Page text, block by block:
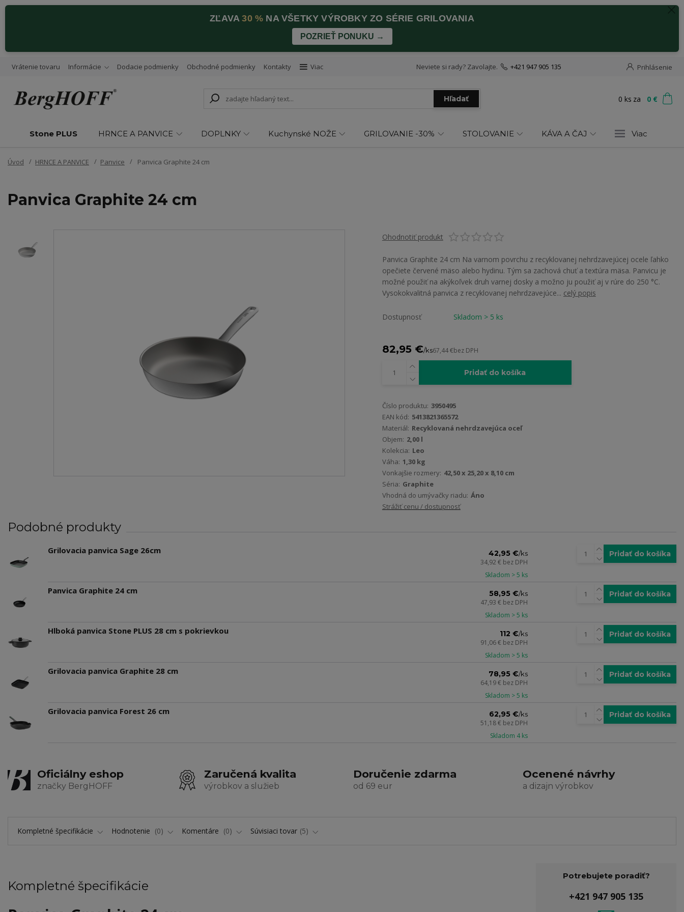
ZĽAVA30 % NA VŠETKY VÝROBKY ZO SÉRIE GRILOVANIA
POZRIEŤ PONUKU →
Vrátenie tovaru Informácie Dodacie podmienky Obchodné podmienky Kontakty Viac Prihlásenie
Hľadať
Neviete si rady? Zavolajte. +421 947 905 135
0 ks za 0 €
Stone PLUS HRNCE A PANVICE DOPLNKY Kuchynské NOŽE GRILOVANIE -30% STOLOVANIE KÁVA A ČAJ Viac
Úvod HRNCE A PANVICE Panvice Panvica Graphite 24 cm
Panvica Graphite 24 cm
Ohodnotiť produkt
Panvica Graphite 24 cm Na varnom povrchu z recyklovanej nehrdzavejúcej ocele ľahko
opečiete červené mäso alebo hydinu. Tým sa zachová chuť a textúra mäsa. Panvicu je
možné použiť na akýkoľvek druh varnej dosky a možno ju použiť aj v rúre do 250 °C.
Vysokokvalitná panvica z recyklovanej nehrdzavejúce... celý popis
Dostupnosť Skladom > 5 ks
82,95 €/ks67,44 €bez DPH
Pridať do košíka
Číslo produktu: 3950495
EAN kód: 5413821365572
Materiál: Recyklovaná nehrdzavejúca oceľ
Objem: 2,00 l
Kolekcia: Leo
Váha: 1,30 kg
Vonkajšie rozmery: 42,50 x 25,20 x 8,10 cm
Séria: Graphite
Vhodná do umývačky riadu: Áno
Strážiť cenu / dostupnosť
Podobné produkty
Grilovacia panvica Sage 26cm 42,95 €/ks
34,92 € bez DPH
Skladom > 5 ks
Pridať do košíka
Panvica Graphite 24 cm 58,95 €/ks
47,93 € bez DPH
Skladom > 5 ks
Pridať do košíka
Hlboká panvica Stone PLUS 28 cm s pokrievkou 112 €/ks
91,06 € bez DPH
Skladom > 5 ks
Pridať do košíka
Grilovacia panvica Graphite 28 cm 78,95 €/ks
64,19 € bez DPH
Skladom > 5 ks
Pridať do košíka
Grilovacia panvica Forest 26 cm 62,95 €/ks
51,18 € bez DPH
Skladom 4 ks
Pridať do košíka
Oficiálny eshop
značky BergHOFF
Zaručená kvalita
výrobkov a služieb
Doručenie zdarma
od 69 eur
Ocenené návrhy
a dizajn výrobkov
Kompletné špecifikácie Hodnotenie 0 Komentáre 0 Súvisiaci tovar 5
Kompletné špecifikácie
Potrebujete poradiť?
+421 947 905 135